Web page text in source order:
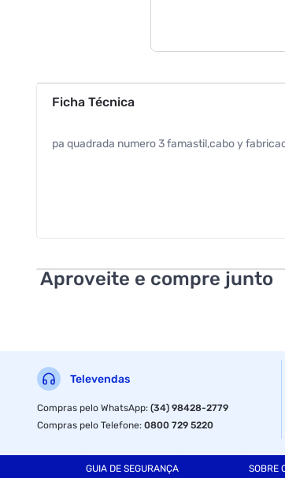
Ficha Técnica
pa quadrada numero 3 famastil,cabo y
Aproveite e compre junto
Televendas
Compras pelo WhatsApp:(34) 98428-2779
Compras pelo Telefone:0800 729 5220
GUIA DE SEGURANÇA SOBRE